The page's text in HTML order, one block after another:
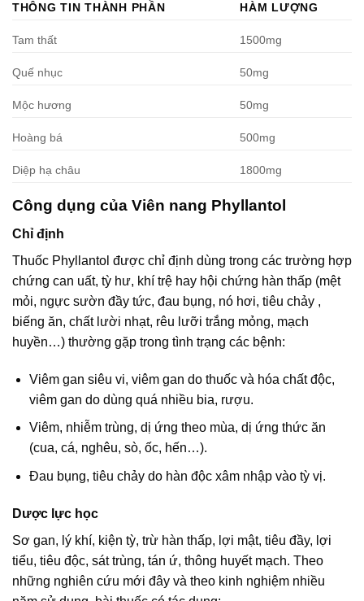
THÔNG TIN THÀNH PHẦN HÀM LƯỢNG
Tam thất 1500mg
Quế nhục 50mg
Mộc hương 50mg
Hoàng bá 500mg
Diệp hạ châu 1800mg
Công dụng của Viên nang Phyllantol
Chỉ định
Thuốc Phyllantol được chỉ định dùng trong các trường hợp
chứng can uất, tỳ hư, khí trệ hay hội chứng hàn thấp (mệt
mỏi, ngực sườn đầy tức, đau bụng, nó hơi, tiêu chảy ,
biếng ăn, chất lười nhạt, rêu lưỡi trắng mỏng, mạch
huyền…) thường gặp trong tình trạng các bệnh:
Viêm gan siêu vi, viêm gan do thuốc và hóa chất độc,
viêm gan do dùng quá nhiều bia, rượu.
Viêm, nhiễm trùng, dị ứng theo mùa, dị ứng thức ăn
(cua, cá, nghêu, sò, ốc, hến…).
Đau bụng, tiêu chảy do hàn độc xâm nhập vào tỳ vị.
Dược lực học
Sơ gan, lý khí, kiện tỳ, trừ hàn thấp, lợi mật, tiêu đầy, lợi
tiểu, tiêu độc, sát trùng, tán ứ, thông huyết mạch. Theo
những nghiên cứu mới đây và theo kinh nghiệm nhiều